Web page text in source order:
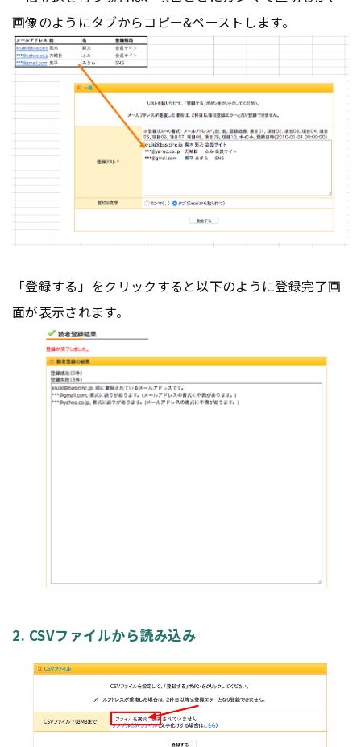
画像のようにタブからコピー&ペーストします。
「登録する」をクリックすると以下のように登録完了画
面が表示されます。
2. CSVファイルから読み込み